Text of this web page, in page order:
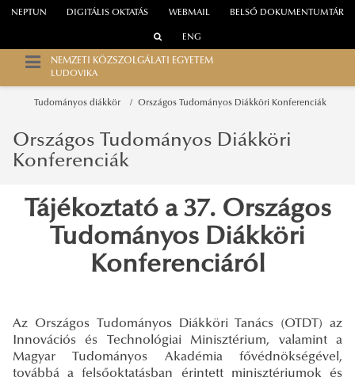
WEBMAIL
NEPTUN DIGITÁLIS OKTATÁS BELSŐ DOKUMENTUMTÁR
ENG
NEMZETI KÖZSZOLGÁLATI EGYETEM
LUDOVIKA
Tudományos diákkör Országos Tudományos Diákköri Konferenciák
Országos Tudományos Diákköri
Konferenciák
Tájékoztató a 37. Országos
Tudományos Diákköri
Konferenciáról
Az Országos Tudományos Diákköri Tanács (OTDT) az
Innovációs és Technológiai Minisztérium, valamint a
Magyar Tudományos Akadémia fővédnökségével,
továbbá a felsőoktatásban érintett minisztériumok és